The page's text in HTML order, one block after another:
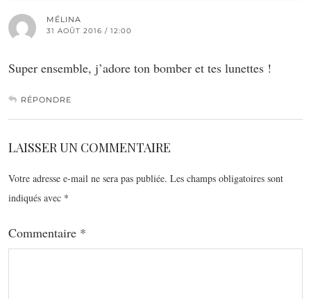
MÉLINA
31 AOÛT 2016 / 12:00
Super ensemble, j’adore ton bomber et tes lunettes !
RÉPONDRE
LAISSER UN COMMENTAIRE
Votre adresse e-mail ne sera pas publiée. Les champs obligatoires sont
indiqués avec *
Commentaire *